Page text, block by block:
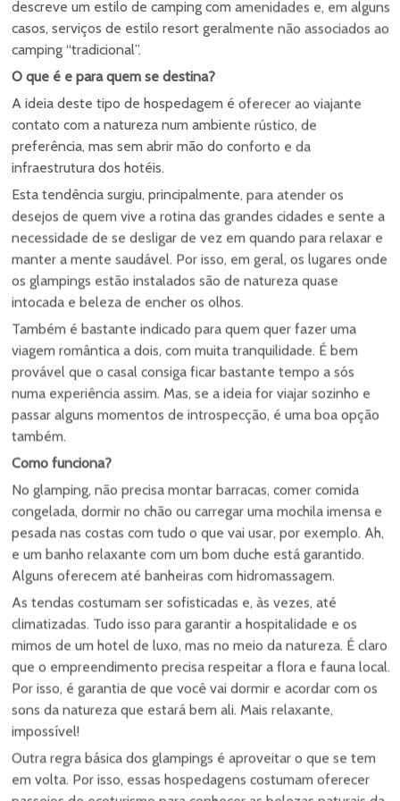
camping “tradicional”.
O que é e para quem se destina?
A ideia deste tipo de hospedagem é oferecer ao viajante
contato com a natureza num ambiente rústico, de
preferência, mas sem abrir mão do conforto e da
infraestrutura dos hotéis.
Esta tendência surgiu, principalmente, para atender os
desejos de quem vive a rotina das grandes cidades e sente a
necessidade de se desligar de vez em quando para relaxar e
manter a mente saudável. Por isso, em geral, os lugares onde
os glampings estão instalados são de natureza quase
intocada e beleza de encher os olhos.
Também é bastante indicado para quem quer fazer uma
viagem romântica a dois, com muita tranquilidade. É bem
provável que o casal consiga ficar bastante tempo a sós
numa experiência assim. Mas, se a ideia for viajar sozinho e
passar alguns momentos de introspecção, é uma boa opção
também.
Como funciona?
No glamping, não precisa montar barracas, comer comida
congelada, dormir no chão ou carregar uma mochila imensa e
pesada nas costas com tudo o que vai usar, por exemplo. Ah,
e um banho relaxante com um bom duche está garantido.
Alguns oferecem até banheiras com hidromassagem.
As tendas costumam ser sofisticadas e, às vezes, até
climatizadas. Tudo isso para garantir a hospitalidade e os
mimos de um hotel de luxo, mas no meio da natureza. É claro
que o empreendimento precisa respeitar a flora e fauna local.
Por isso, é garantia de que você vai dormir e acordar com os
sons da natureza que estará bem ali. Mais relaxante,
impossível!
Outra regra básica dos glampings é aproveitar o que se tem
em volta. Por isso, essas hospedagens costumam oferecer
passeios de ecoturismo para conhecer as belezas naturais da
região e os restaurantes trabalham com ingredientes nativos